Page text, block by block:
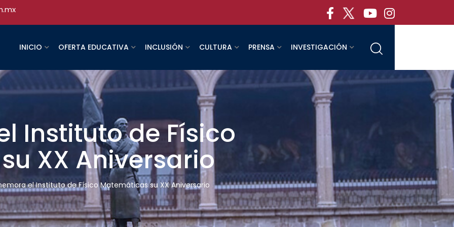
INICIO OFERTA EDUCATIVA INCLUSIÓN CULTURA PRENSA INVESTIGACIÓN
Instituto de Físico
XX Aniversario
el Instituto de Físico Matemáticas su XX Aniversario